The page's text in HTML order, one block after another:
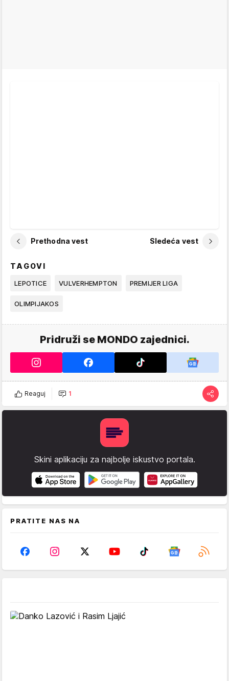
Prethodna vest Sledeća vest
TAGOVI
LEPOTICE VULVERHEMPTON PREMIJER LIGA
OLIMPIJAKOS
Pridruži se MONDO zajednici.
Reaguj 1
Skini aplikaciju za najbolje iskustvo portala.
PRATITE NAS NA